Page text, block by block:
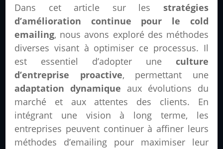
Dans cet article sur les stratégies
d’amélioration continue pour le cold
emailing, nous avons exploré des méthodes
diverses visant à optimiser ce processus. Il
est essentiel d’adopter une culture
d’entreprise proactive, permettant une
adaptation dynamique aux évolutions du
marché et aux attentes des clients. En
intégrant une vision à long terme, les
entreprises peuvent continuer à affiner leurs
méthodes d’emailing pour maximiser leur